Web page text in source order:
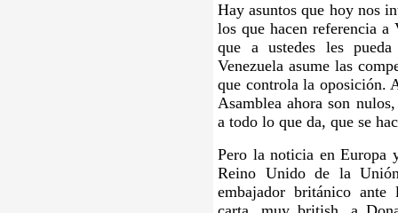
Hay asuntos que hoy nos
los que hacen referencia a
que a ustedes les
Venezuela asume las
que controla la oposición.
Asamblea ahora son
a todo lo que da, que se
Pero la noticia en Europa
Reino Unido de la
embajador británico